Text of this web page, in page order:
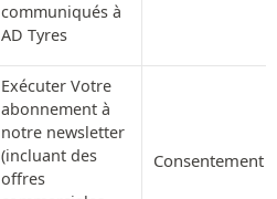
communiqués à
AD Tyres
Exécuter Votre
abonnement à
notre newsletter
(incluant des
offres
Consentement